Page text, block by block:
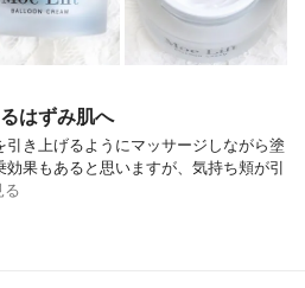
はずみ肌へ
き上げるようにマッサージしながら塗
果もあると思いますが、気持ち頬が引
る